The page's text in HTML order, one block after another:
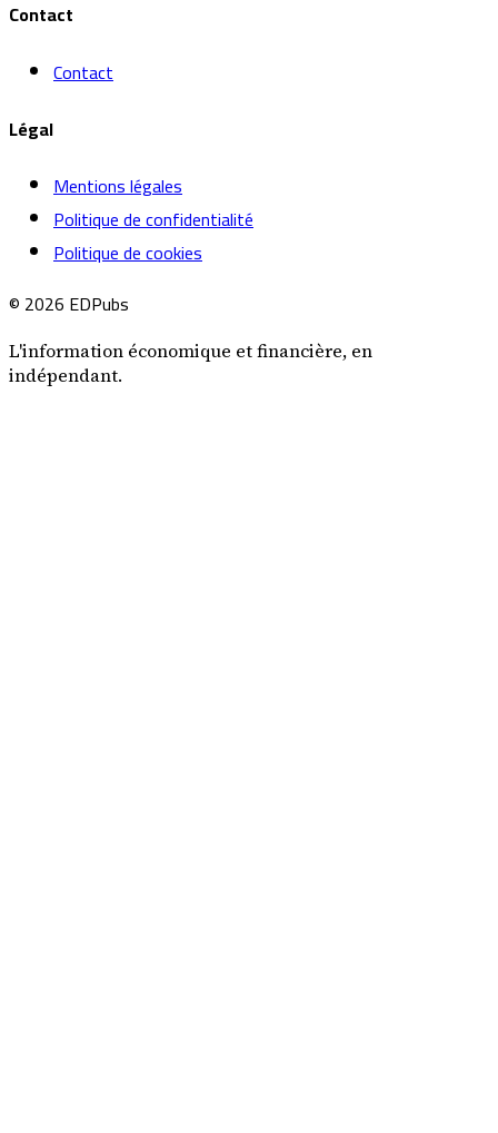
Contact
Contact
Légal
Mentions légales
Politique de confidentialité
Politique de cookies
© 2026 EDPubs
L'information économique et financière, en
indépendant.